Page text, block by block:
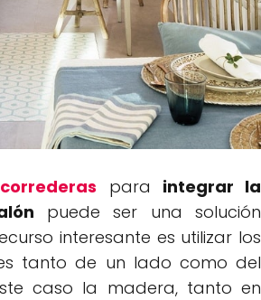
para integrar la
puede ser una solución
interesante es utilizar los
tanto de un lado como del
caso la madera, tanto en